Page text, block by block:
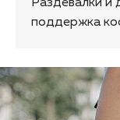
Раздевалки и
поддержка